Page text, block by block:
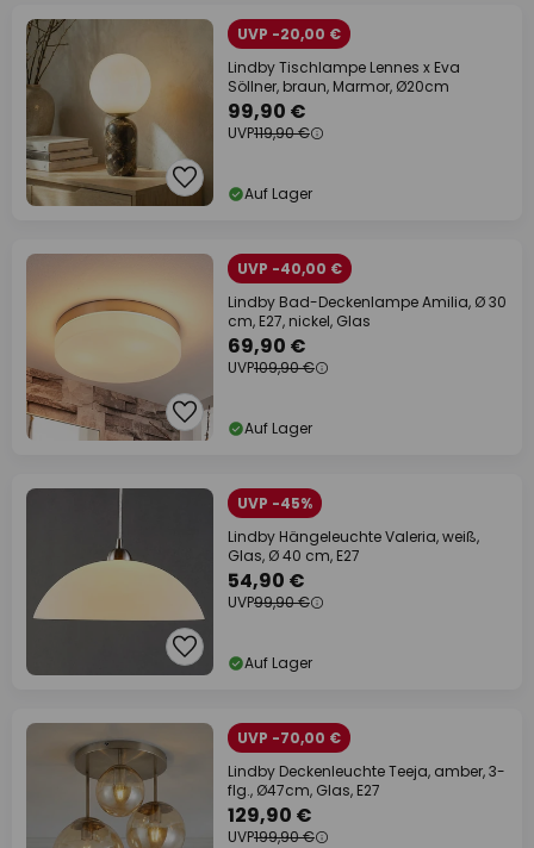
UVP -20,00 €
Lindby Tischlampe Lennes x Eva
Söllner, braun, Marmor, Ø20cm
99,90 €
UVP119,90 €
Auf Lager
UVP -40,00 €
Lindby Bad-Deckenlampe Amilia, Ø 30
cm, E27, nickel, Glas
69,90 €
UVP109,90 €
Auf Lager
UVP -45%
Lindby Hängeleuchte Valeria, weiß,
Glas, Ø 40 cm, E27
54,90 €
UVP99,90 €
Auf Lager
UVP -70,00 €
Lindby Deckenleuchte Teeja, amber, 3-
flg., Ø47cm, Glas, E27
129,90 €
UVP199,90 €